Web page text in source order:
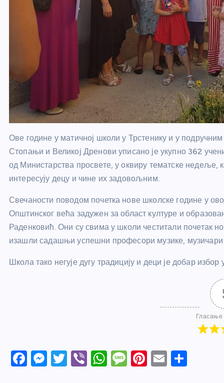
Ове године у матичној школи у Трстенику и у
Стопањи и Великој Дренови уписано је укупно 362
од Министарства просвете, у оквиру тематске недеље,
интересују децу и чине их задовољним.
Свечаности поводом почетка нове школске године у
Општинског већа задужен за област културе и
Раденковић. Они су свима у школи честитали почетак
изашли садашњи успешни професори музике, музичари
Школа тако негује дугу традицију и деци је добар
Гласање
F
M T
Vi W M Pi E